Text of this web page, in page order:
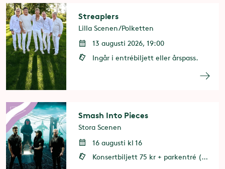
Streaplers
Lilla Scenen/Polketten
13 augusti 2026, 19:00
Ingår i entrébiljett eller årspass.
Smash Into Pieces
Stora Scenen
16 augusti kl 16
Konsertbiljett 75 kr + parkentré (entrébiljett eller årspass behövs)